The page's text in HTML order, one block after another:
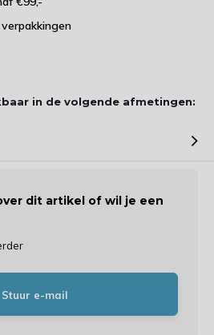
in de volgende afmetingen:
dit artikel of wil je een
Stuur e-mail